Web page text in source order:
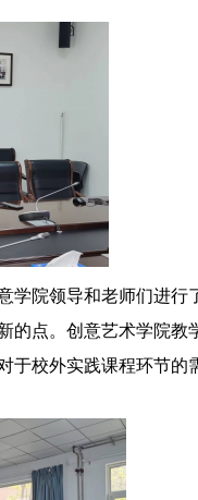
学院领导和老师们进行
的点。创意艺术学院教
校外实践课程环节的